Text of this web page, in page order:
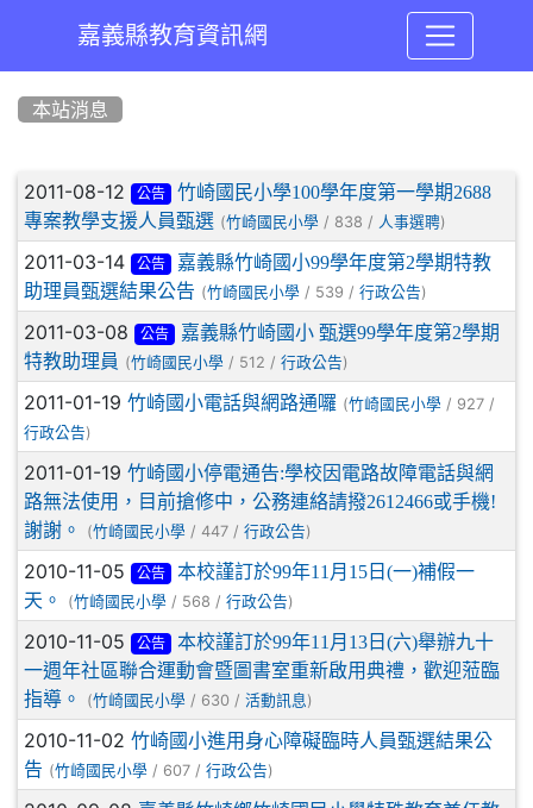
嘉義縣教育資訊網
本站消息
文章列表
2011-08-12 公告
竹崎國民小學100學年度第一學期2688
專案教學支援人員甄選 (竹崎國民小學 / 838 / 人事選聘)
2011-03-14 公告
嘉義縣竹崎國小99學年度第2學期特教
助理員甄選結果公告 (竹崎國民小學 / 539 / 行政公告)
2011-03-08 公告
嘉義縣竹崎國小 甄選99學年度第2學期
特教助理員 (竹崎國民小學 / 512 / 行政公告)
2011-01-19 竹崎國小電話與網路通囉 (竹崎國民小學 / 927 /
行政公告)
2011-01-19 竹崎國小停電通告:學校因電路故障電話與網
路無法使用，目前搶修中，公務連絡請撥2612466或手機!
謝謝。
(竹崎國民小學 / 447 / 行政公告)
2010-11-05 公告
本校謹訂於99年11月15日(一)補假一
天。
(竹崎國民小學 / 568 / 行政公告)
2010-11-05 公告
本校謹訂於99年11月13日(六)舉辦九十
一週年社區聯合運動會暨圖書室重新啟用典禮，歡迎蒞臨
指導。
(竹崎國民小學 / 630 / 活動訊息 )
2010-11-02 竹崎國小進用身心障礙臨時人員甄選結果公
告 (竹崎國民小學 / 607 / 行政公告)